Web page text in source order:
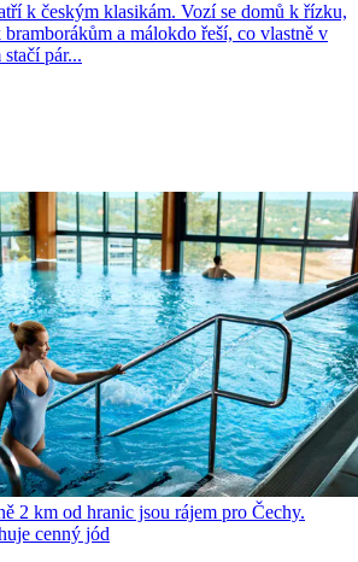
k českým klasikám. Vozí se domů k řízku,
a málokdo řeší, co vlastně v
pár...
2 km od hranic jsou rájem pro Čechy.
cenný jód